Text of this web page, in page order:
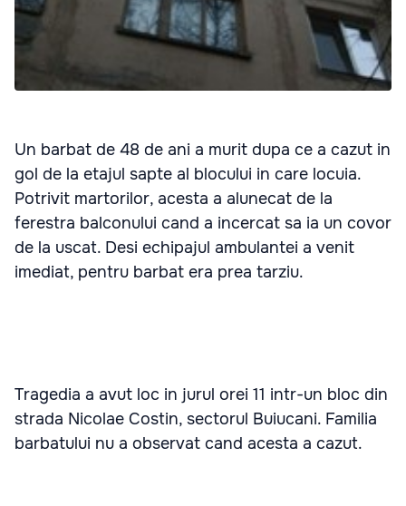
Un barbat de 48 de ani a murit dupa ce a cazut in
gol de la etajul sapte al blocului in care locuia.
Potrivit martorilor, acesta a alunecat de la
ferestra balconului cand a incercat sa ia un covor
de la uscat. Desi echipajul ambulantei a venit
imediat, pentru barbat era prea tarziu.
Tragedia a avut loc in jurul orei 11 intr-un bloc din
strada Nicolae Costin, sectorul Buiucani. Familia
barbatului nu a observat cand acesta a cazut.